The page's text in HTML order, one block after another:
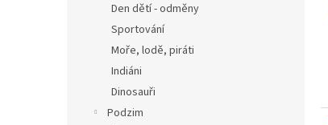
Den dětí - odměny
Sportování
Moře, lodě, piráti
Indiáni
Dinosauři
Podzim